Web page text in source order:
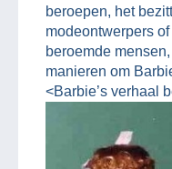
beroepen, het
modeontwerpers
beroemde
manieren om
<Barbie’s verhaal